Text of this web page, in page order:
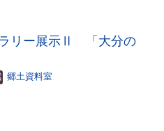
ラリー展示Ⅱ 「大分の
郷土資料室